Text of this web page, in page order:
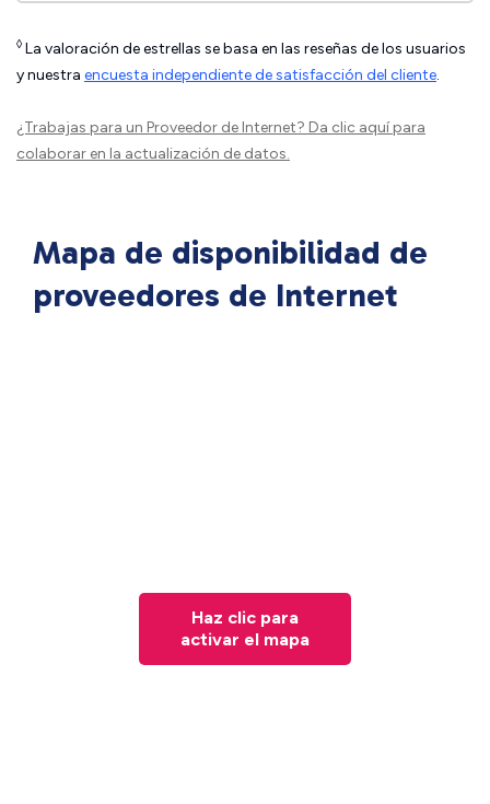
◊ La valoración de estrellas se basa en las reseñas de los usuarios
y nuestra encuesta independiente de satisfacción del cliente.
¿Trabajas para un Proveedor de Internet? Da clic aquípara
colaborar en la actualización de datos.
Mapa de disponibilidad de
proveedores de Internet
Haz clic para
activar el mapa